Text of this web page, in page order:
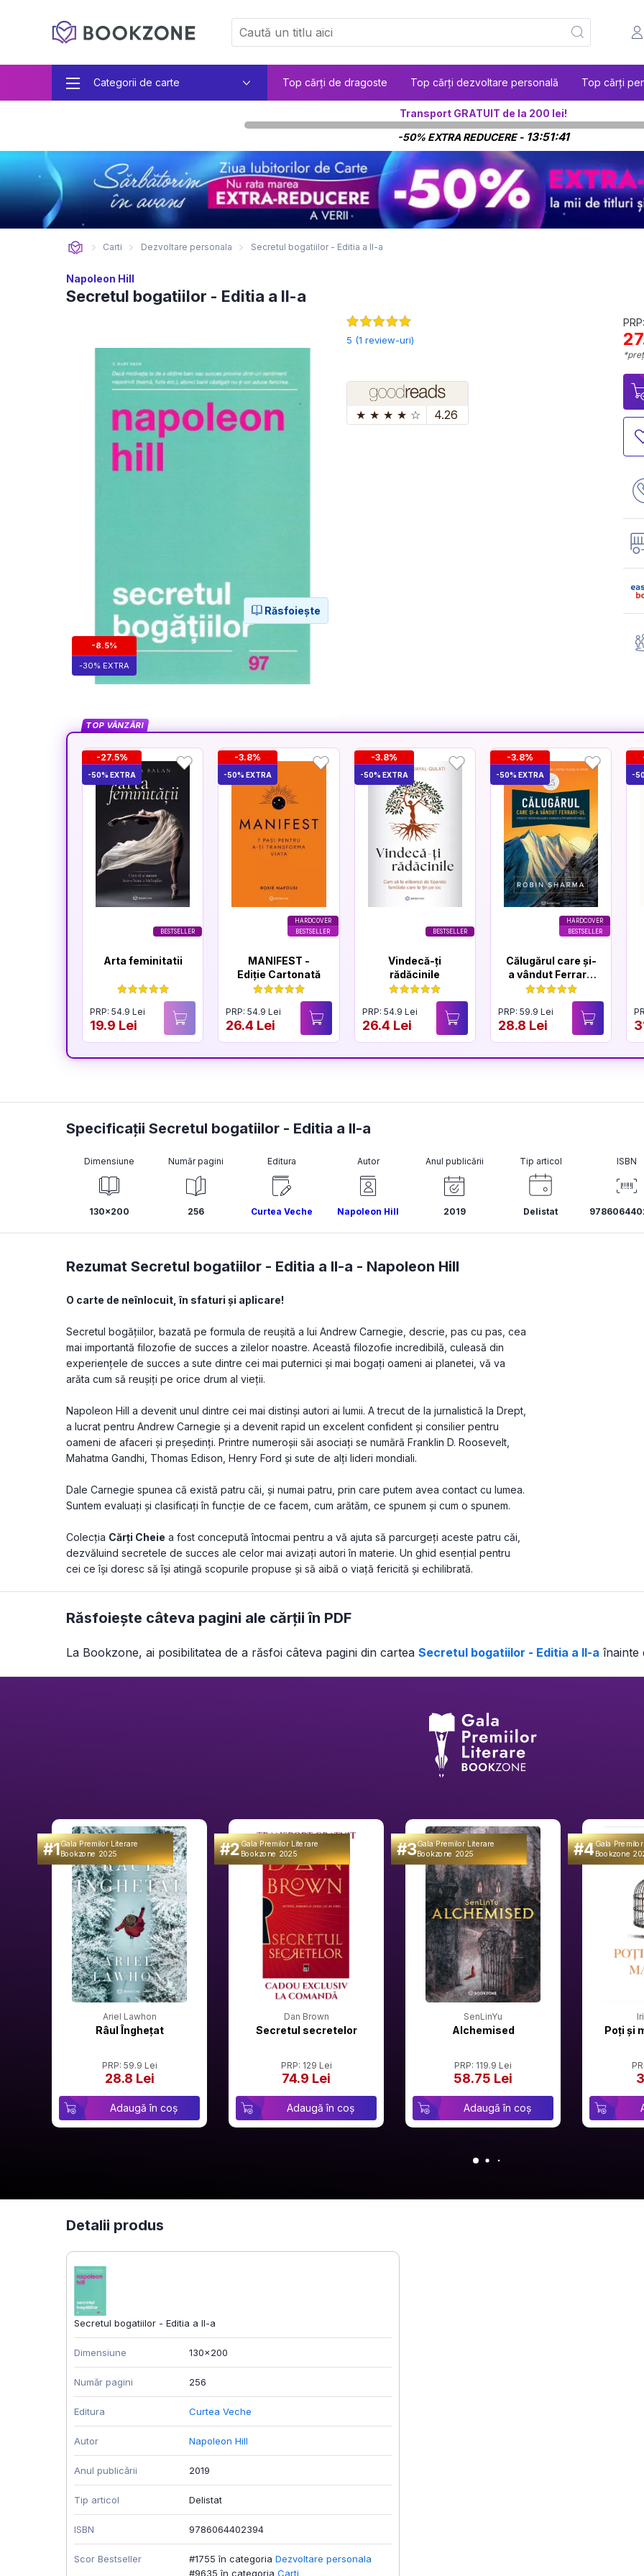
Categorii de carte Top cărți de dragoste Top cărți dezvoltare personală Top cărți
Transport GRATUIT de la 200 lei!
-50% EXTRA REDUCERE - 13:51:40
Carti Dezvoltare personala Secretul bogatiilor - Editia a II-a
Napoleon Hill
Secretul bogatiilor - Editia a II-a
-8.5%
-30% EXTRA
Răsfoiește
5 (1 review-uri)
★ ★ ★ ★ ☆ 4.26
TOP VÂNZĂRI
BESTSELLER
-27.5%
-50% EXTRA
Arta feminitatii
PRP: 54.9 Lei
19.9 Lei
HARDCOVER
BESTSELLER
-3.8%
-50% EXTRA
MANIFEST -
Ediție Cartonată
PRP: 54.9 Lei
26.4 Lei
BESTSELLER
-3.8%
-50% EXTRA
Vindecă-ți
rădăcinile
PRP: 54.9 Lei
26.4 Lei
HARDCOVER
BESTSELLER
-3.8%
-50% EXTRA
Călugărul care și-
a vândut Ferrari-
ul
PRP: 59.9 Lei
28.8 Lei
-
Specificații Secretul bogatiilor - Editia a II-a
Dimensiune
130x200
Număr pagini
256
Editura
Curtea Veche
Autor
Napoleon Hill
Anul publicării
2019
Tip articol
Delistat
ISBN
Rezumat Secretul bogatiilor - Editia a II-a - Napoleon Hill
O carte de neînlocuit, în sfaturi şi aplicare!
Secretul bogăţiilor, bazată pe formula de reuşită a lui Andrew Carnegie, descrie, pas cu pas, cea
mai importantă filozofie de succes a zilelor noastre. Această filozofie incredibilă, culeasă din
experienţele de succes a sute dintre cei mai puternici şi mai bogaţi oameni ai planetei, vă va
arăta cum să reuşiţi pe orice drum al vieţii.
Napoleon Hill a devenit unul dintre cei mai distinşi autori ai lumii. A trecut de la jurnalistică la Drept,
a lucrat pentru Andrew Carnegie şi a devenit rapid un excelent confident şi consilier pentru
oameni de afaceri şi preşedinţi. Printre numeroşii săi asociaţi se numără Franklin D. Roosevelt,
Mahatma Gandhi, Thomas Edison, Henry Ford şi sute de alţi lideri mondiali.
Dale Carnegie spunea că există patru căi, şi numai patru, prin care putem avea contact cu lumea.
Suntem evaluaţi şi clasificaţi în funcţie de ce facem, cum arătăm, ce spunem şi cum o spunem.
Colecţia Cărţi Cheie a fost concepută întocmai pentru a vă ajuta să parcurgeţi aceste patru căi,
dezvăluind secretele de succes ale celor mai avizaţi autori în materie. Un ghid esenţial pentru
cei ce îşi doresc să îşi atingă scopurile propuse şi să aibă o viaţă fericită şi echilibrată.
Răsfoiește câteva pagini ale cărții în PDF
La Bookzone, ai posibilitatea de a răsfoi câteva pagini din cartea Secretul bogatiilor - Editia a II-a înainte
#1Gala Premilor Literare
Bookzone 2025
Ariel Lawhon
Râul Înghețat
PRP: 59.9 Lei
28.8 Lei
Adaugă în coș
#2Gala Premilor Literare
Bookzone 2025
Dan Brown
Secretul secretelor
PRP: 129 Lei
74.9 Lei
Adaugă în coș
#3Gala Premilor Literare
Bookzone 2025
SenLinYu
Alchemised
PRP: 119.9 Lei
58.75 Lei
Adaugă în coș
#4Gala
Bookzone
Poți și
Detalii produs
Secretul bogatiilor - Editia a II-a
Dimensiune 130x200
Număr pagini 256
Editura Curtea Veche
Autor Napoleon Hill
Anul publicării 2019
Tip articol Delistat
ISBN 9786064402394
Scor Bestseller #1755 în categoria Dezvoltare personala
#9635 în categoria Carti